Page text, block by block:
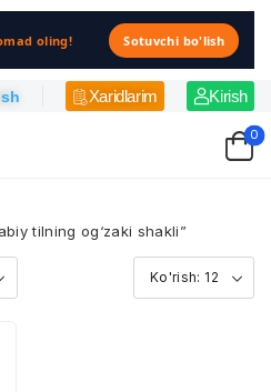
oling! Sotuvchi bo'lish
Xaridlarim Kirish
0
tilning og‘zaki shakli”